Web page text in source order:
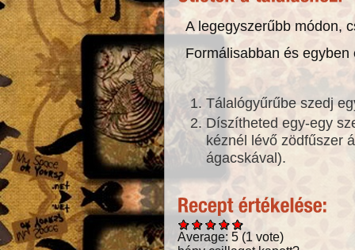
A legegyszerűbb módon,
Formálisabban és egyben
Tálalógyűrűbe szedj
Díszítheted egy-egy
kéznél lévő zödfűszer
ágacskával).
Average: 5 (1 vote)